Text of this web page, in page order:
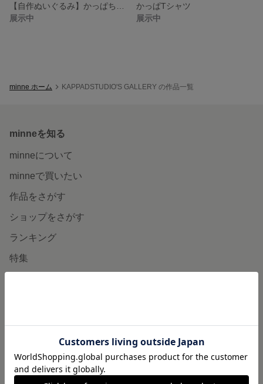
展示中
かっぱTシャツ
展示中
minne ホーム KAPPADSTUDIO'S GALLERY の作品一覧
minneを知る
minneについて
minneで買いたい
作品をさがす
ショップをさがす
ランキング
特集
食品販売
ダウンロード販売